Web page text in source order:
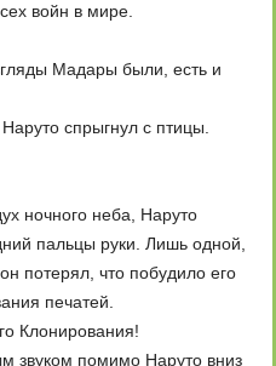
войн в мире.
Мадары были, есть и
спрыгнул с птицы.
ночного неба, Наруто
пальцы руки. Лишь одной,
потерял, что побудило его
печатей.
Клонирования!
звуком помимо Наруто вниз